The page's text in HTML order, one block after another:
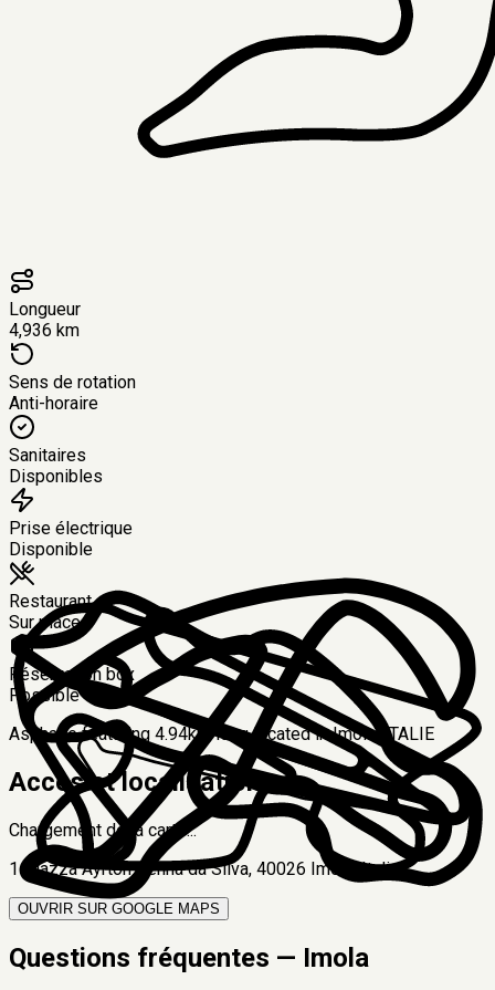
Longueur
4,936 km
Sens de rotation
Anti-horaire
Sanitaires
Disponibles
Prise électrique
Disponible
Restaurant
Sur place
Réservation box
Possible
Asphalte featuring 4.94km long located in Imola, ITALIE
Accès et localisation
Chargement de la carte...
1 Piazza Ayrton Senna da Silva, 40026 Imola, Italie
OUVRIR SUR GOOGLE MAPS
Questions fréquentes — Imola